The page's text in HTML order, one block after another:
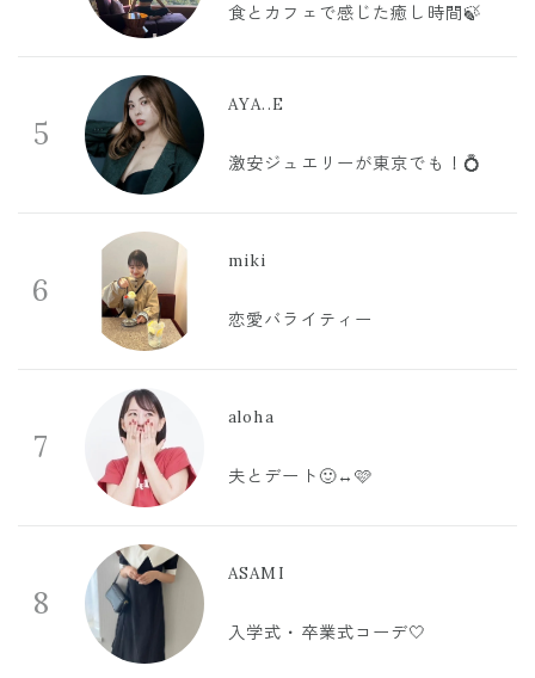
食とカフェで感じた癒し時間🍃
5
AYA..E
激安ジュエリーが東京でも！💍
6
miki
恋愛バライティー
7
aloha
夫とデート🙂‍↔️🩷
8
ASAMI
入学式・卒業式コーデ🤍